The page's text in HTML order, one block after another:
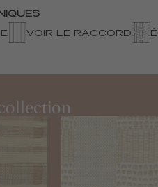
VOIR LE RACCORD